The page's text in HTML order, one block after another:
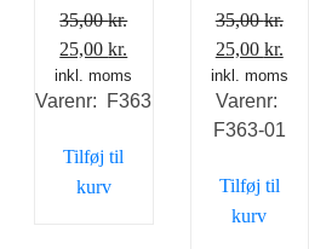
35,00kr.
Den
oprindelige
pris
35,00 kr..
25,00kr.
aktuelle
pris
inkl. moms
Varenr: F363
Tilføj til
kurv
35,00kr.
Den
pris
var:
25,00 kr.
er:
inkl. moms
Varenr:
F363-01
Tilføj til
kurv